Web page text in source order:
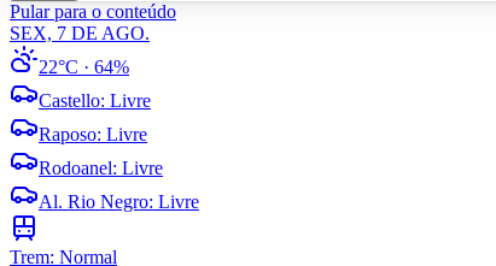
Pular para o conteúdo
SEX, 7 DE AGO.
22°C · 64%
Castello: Livre
Raposo: Livre
Rodoanel: Livre
Al. Rio Negro: Livre
Trem: Normal